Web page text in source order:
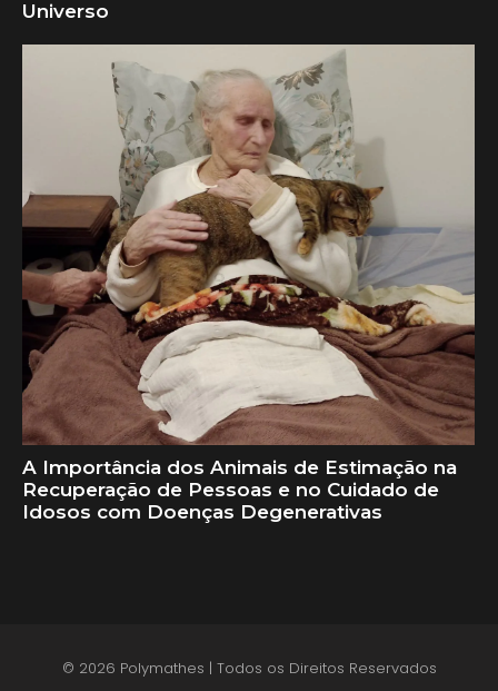
Universo
A Importância dos Animais de Estimação na
Recuperação de Pessoas e no Cuidado de
Idosos com Doenças Degenerativas
© 2026 Polymathes | Todos os Direitos Reservados